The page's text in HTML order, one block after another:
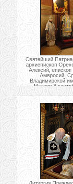
Святейший
архиепископ
Алексий,
Амвросий.
Владимирской
Матери 8